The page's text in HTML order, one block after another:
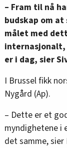
– Fram til nå
budskap om
målet med
internasjonalt,
er i dag, sier
I Brussel fikk
Nygård (Ap).
– Dette er et
myndighetene i
det samme,